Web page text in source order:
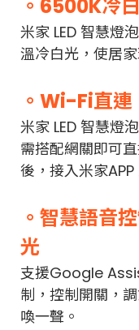
。6500K冷
米家 LED 智慧燈
溫冷白光，使居
。Wi-Fi直連
米家 LED 智慧燈
需搭配網關即可
後，接入米家
。智慧語音
光
支援Google
制，控制開關，
喚一聲。